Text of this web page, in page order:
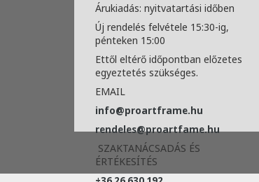
Árukiadás: nyitvatartási időben
Új rendelés felvétele 15:30-ig,
pénteken 15:00
Ettől eltérő időpontban előzetes
egyeztetés szükséges.
EMAIL
info@proartframe.hu
rendeles@proartfame.hu
SZAKTANÁCSADÁS ÉS
ÉRTÉKESÍTÉS